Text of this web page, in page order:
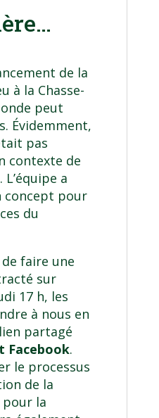
de la
à la Chasse-
peut
Évidemment,
pas
contexte de
a
concept pour
du
faire une
sur
17 h, les
à nous en
partagé
Facebook.
le processus
de la
la